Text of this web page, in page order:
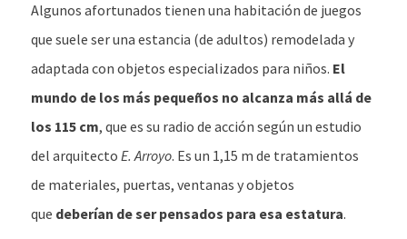
Algunos afortunados tienen una habitación de juegos
que suele ser una estancia (de adultos) remodelada y
adaptada con objetos especializados para niños. El
mundo de los más pequeños no alcanza más allá de
los 115 cm, que es su radio de acción según un estudio
del arquitectoE. Arroyo. Es un 1,15 m de tratamientos
de materiales, puertas, ventanas y objetos
que deberían de ser pensados para esa estatura.